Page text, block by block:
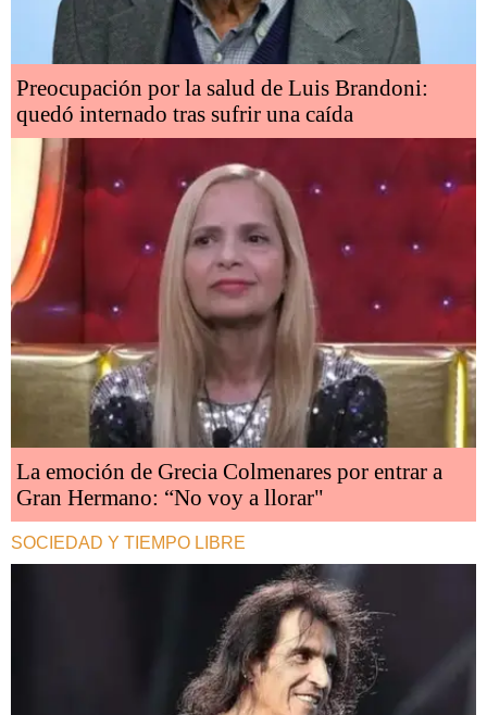
Preocupación por la salud de Luis Brandoni:
quedó internado tras sufrir una caída
La emoción de Grecia Colmenares por entrar a
Gran Hermano: “No voy a llorar"
SOCIEDAD Y TIEMPO LIBRE